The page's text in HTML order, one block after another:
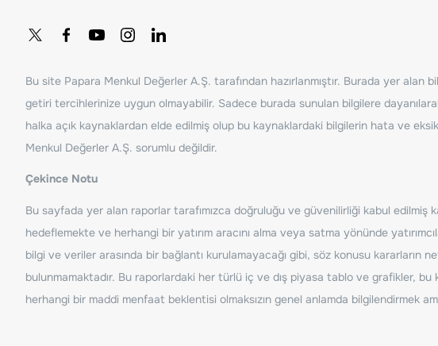
Bu site Papara Menkul Değerler A.Ş. tarafından hazırlanmıştır. Burada yer alan
getiri tercihlerinize uygun olmayabilir. Sadece burada sunulan bilgilere
halka açık kaynaklardan elde edilmiş olup bu kaynaklardaki bilgilerin hata ve
Menkul Değerler A.Ş. sorumlu değildir.
Çekince Notu
Bu sayfada yer alan raporlar tarafımızca doğruluğu ve güvenilirliği kabul edilmiş
hedeflemekte ve herhangi bir yatırım aracını alma veya satma yönünde
bilgi ve veriler arasında bir bağlantı kurulamayacağı gibi, söz konusu kararların
bulunmamaktadır. Bu raporlardaki her türlü iç ve dış piyasa tablo ve grafikler,
herhangi bir maddi menfaat beklentisi olmaksızın genel anlamda bilgilendirmek